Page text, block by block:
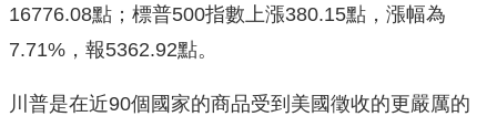
16776.08點；標普500指數上漲380.15點，漲幅為
7.71%，報5362.92點。
川普是在近90個國家的商品受到美國徵收的更嚴厲的